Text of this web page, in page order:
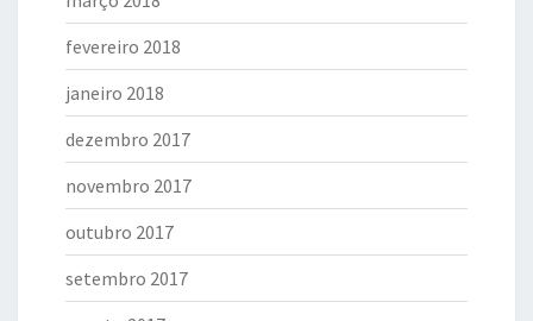
fevereiro 2018
janeiro 2018
dezembro 2017
novembro 2017
outubro 2017
setembro 2017